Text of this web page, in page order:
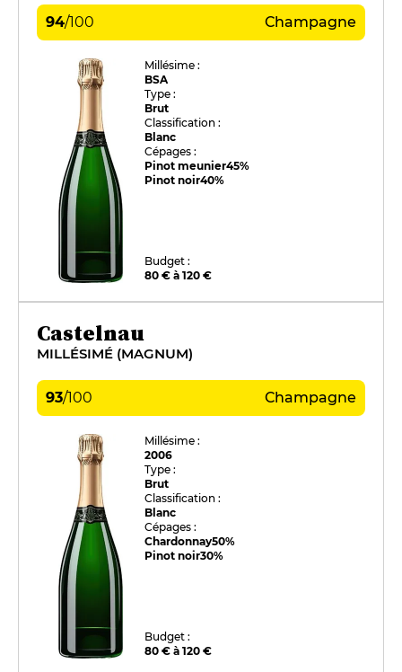
94/100 Champagne
Millésime :
BSA
Type :
Brut
Classification :
Blanc
Cépages :
Pinot meunier45%
Pinot noir40%
Budget :
80 € à 120 €
Castelnau
MILLÉSIMÉ (MAGNUM)
93/100 Champagne
Millésime :
2006
Type :
Brut
Classification :
Blanc
Cépages :
Chardonnay50%
Pinot noir30%
Budget :
80 € à 120 €